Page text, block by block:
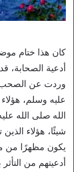
كان هذا ختام
أدعية الصحابة،
وردت عن الصحب
عليه وسلم،
الله صلى الله
شيئًا، هؤلاء
يكون مظهرًا من
أدعيتهم من